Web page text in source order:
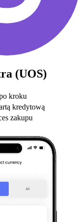
(UOS)
kroku
kredytową
zakupu